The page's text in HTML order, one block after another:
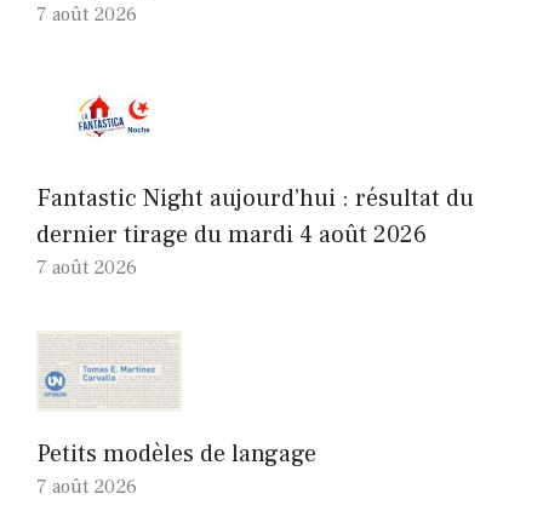
7 août 2026
Fantastic Night aujourd’hui : résultat du
dernier tirage du mardi 4 août 2026
7 août 2026
Petits modèles de langage
7 août 2026